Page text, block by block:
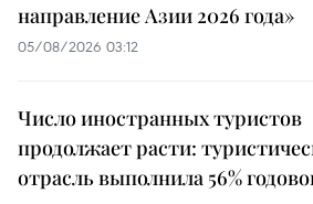
направление Азии 2026 года»
05/08/2026 03:12
Число иностранных туристов
продолжает расти:
отрасль выполнила 56%